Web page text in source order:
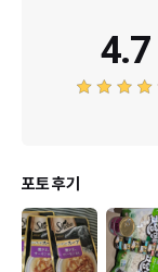
4.7
포토 후기